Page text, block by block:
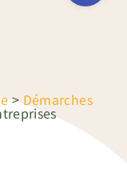
>Démarches